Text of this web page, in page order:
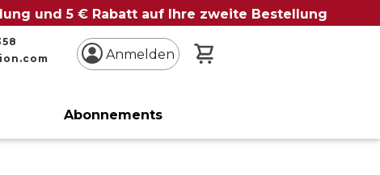
und 5 € Rabatt auf Ihre zweite Bestellung
Anmelden
Abonnements